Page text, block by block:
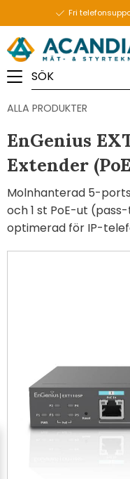
Fri
ALLA PRODUKTER
EnGenius
Extender
Molnhanterad 5-ports
och 1 st PoE-ut
optimerad för IP-